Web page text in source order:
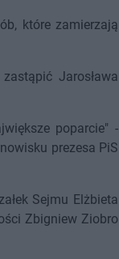
które zamierzają
Jarosława
poparcie" -
prezesa PiS
Sejmu Elżbieta
Zbigniew Ziobro